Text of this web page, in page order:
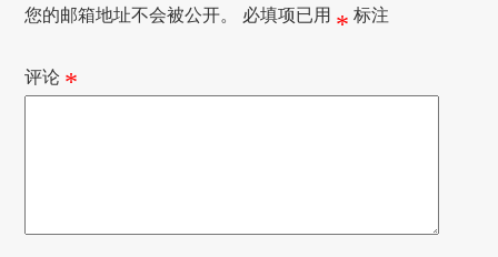
您的邮箱地址不会被公开。 必填项已用 * 标注
评论 *